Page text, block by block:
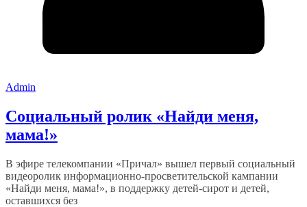
Admin
Социальный ролик «Найди меня,
мама!»
В эфире телекомпании «Причал» вышел первый социальный
видеоролик информационно-просветительской кампании
«Найди меня, мама!», в поддержку детей-сирот и детей,
оставшихся без